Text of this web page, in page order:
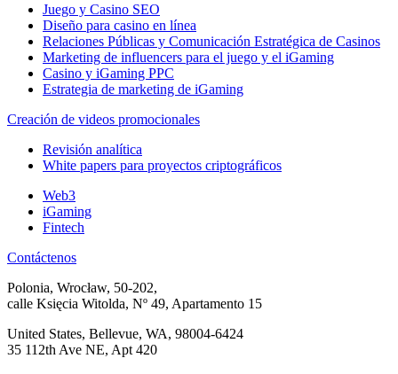
Juego y Casino SEO
Diseño para casino en línea
Relaciones Públicas y Comunicación Estratégica de Casinos
Marketing de influencers para el juego y el iGaming
Casino y iGaming PPC
Estrategia de marketing de iGaming
Creación de videos promocionales
Revisión analítica
White papers para proyectos criptográficos
Web3
iGaming
Fintech
Contáctenos
Polonia, Wrocław, 50-202,
calle Księcia Witolda, Nº 49, Apartamento 15
United States, Bellevue, WA, 98004-6424
35 112th Ave NE, Apt 420